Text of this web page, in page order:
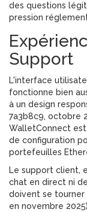
des questions
pression
Support
L'interface
fonctionne bien
à un design
7a3b8c9, octobre
WalletConnect est
de configuration
portefeuilles
Le support client,
chat en direct ni
doivent se tourner
en novembre